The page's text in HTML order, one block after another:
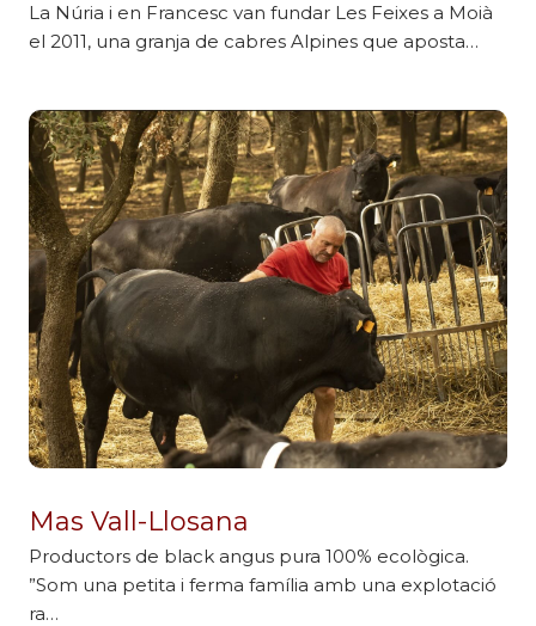
La Núria i en Francesc van fundar Les Feixes a Moià
el 2011, una granja de cabres Alpines que aposta…
Mas Vall-Llosana
Productors de black angus pura 100% ecològica.
”Som una petita i ferma família amb una explotació
ra…